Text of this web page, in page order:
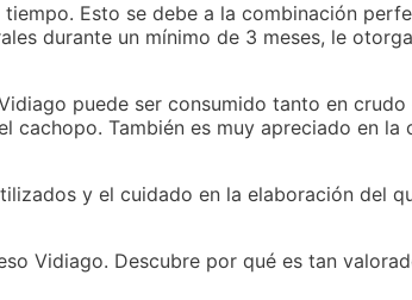
Esto se debe a la combinación
durante un mínimo de 3 meses, le
puede ser consumido tanto en
También es muy apreciado en la
y el cuidado en la elaboración del
Vidiago. Descubre por qué es tan